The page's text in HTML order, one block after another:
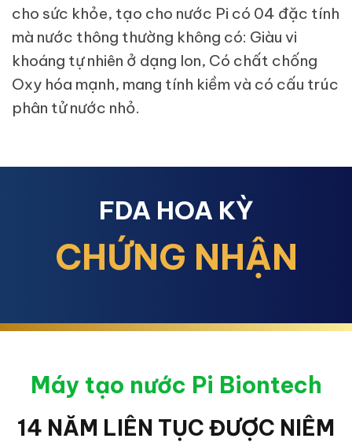
cho sức khỏe, tạo cho nước Pi có 04 đặc tính
mà nước thông thường không có: Giàu vi
khoáng tự nhiên ở dạng Ion, Có chất chống
Oxy hóa mạnh, mang tính kiềm và có cấu trúc
phân tử nước nhỏ.
FDA HOA KỲ
CHỨNG NHẬN
Máy tạo nước Pi Biontech
14 NĂM LIÊN TỤC ĐƯỢC NIÊM